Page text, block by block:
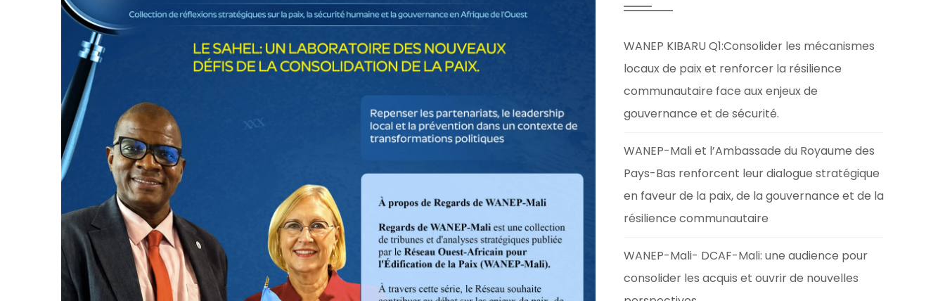
WANEP KIBARU Q1:Consolider les mécanismes
locaux de paix et renforcer la résilience
communautaire face aux enjeux de
gouvernance et de sécurité.
WANEP-Mali et l’Ambassade du Royaume des
Pays-Bas renforcent leur dialogue stratégique
en faveur de la paix, de la gouvernance et de la
résilience communautaire
WANEP-Mali- DCAF-Mali: une audience pour
consolider les acquis et ouvrir de nouvelles